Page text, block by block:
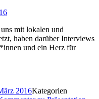
mit lokalen und
haben darüber Interviews
und ein Herz für
2016Kategorien